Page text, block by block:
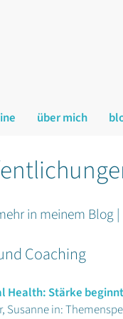
über mich
in meinem Blog
Coaching
Health: Stärke
Susanne in: